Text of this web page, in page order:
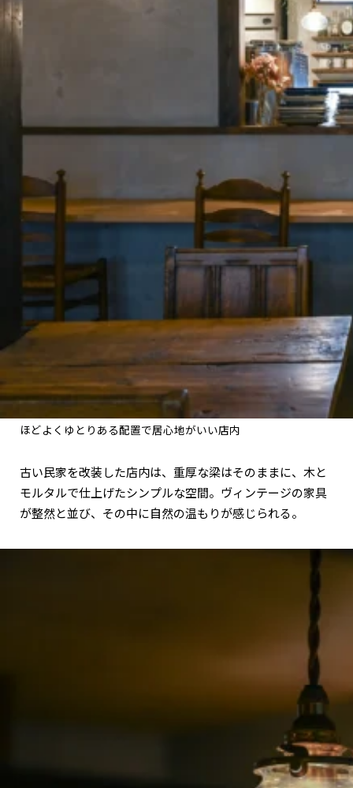
ほどよくゆとりある配置で居心地がいい店内
古い民家を改装した店内は、重厚な梁はそのままに、木と
モルタルで仕上げたシンプルな空間。ヴィンテージの家具
が整然と並び、その中に自然の温もりが感じられる。